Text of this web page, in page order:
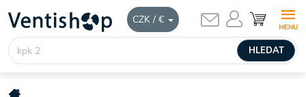
CZK / €
obsah
HLEDAT
NÁKUPNÍ
KOŠÍK
Domů